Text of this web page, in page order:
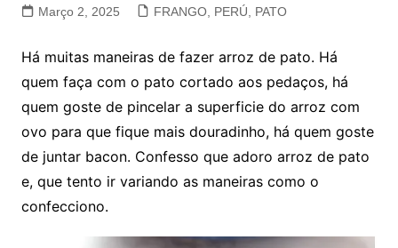
Março 2, 2025 FRANGO, PERÚ, PATO
Há muitas maneiras de fazer arroz de pato. Há
quem faça com o pato cortado aos pedaços, há
quem goste de pincelar a superficie do arroz com
ovo para que fique mais douradinho, há quem goste
de juntar bacon. Confesso que adoro arroz de pato
e, que tento ir variando as maneiras como o
confecciono.